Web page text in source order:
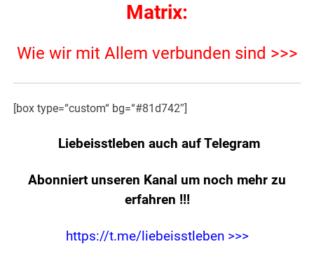
Matrix:
Wie wir mit Allem verbunden sind >>>
[box type=“custom“ bg=“#81d742″]
Liebeisstleben auch auf Telegram
Abonniert unseren Kanal um noch mehr zu
erfahren !!!
https://t.me/liebeisstleben >>>